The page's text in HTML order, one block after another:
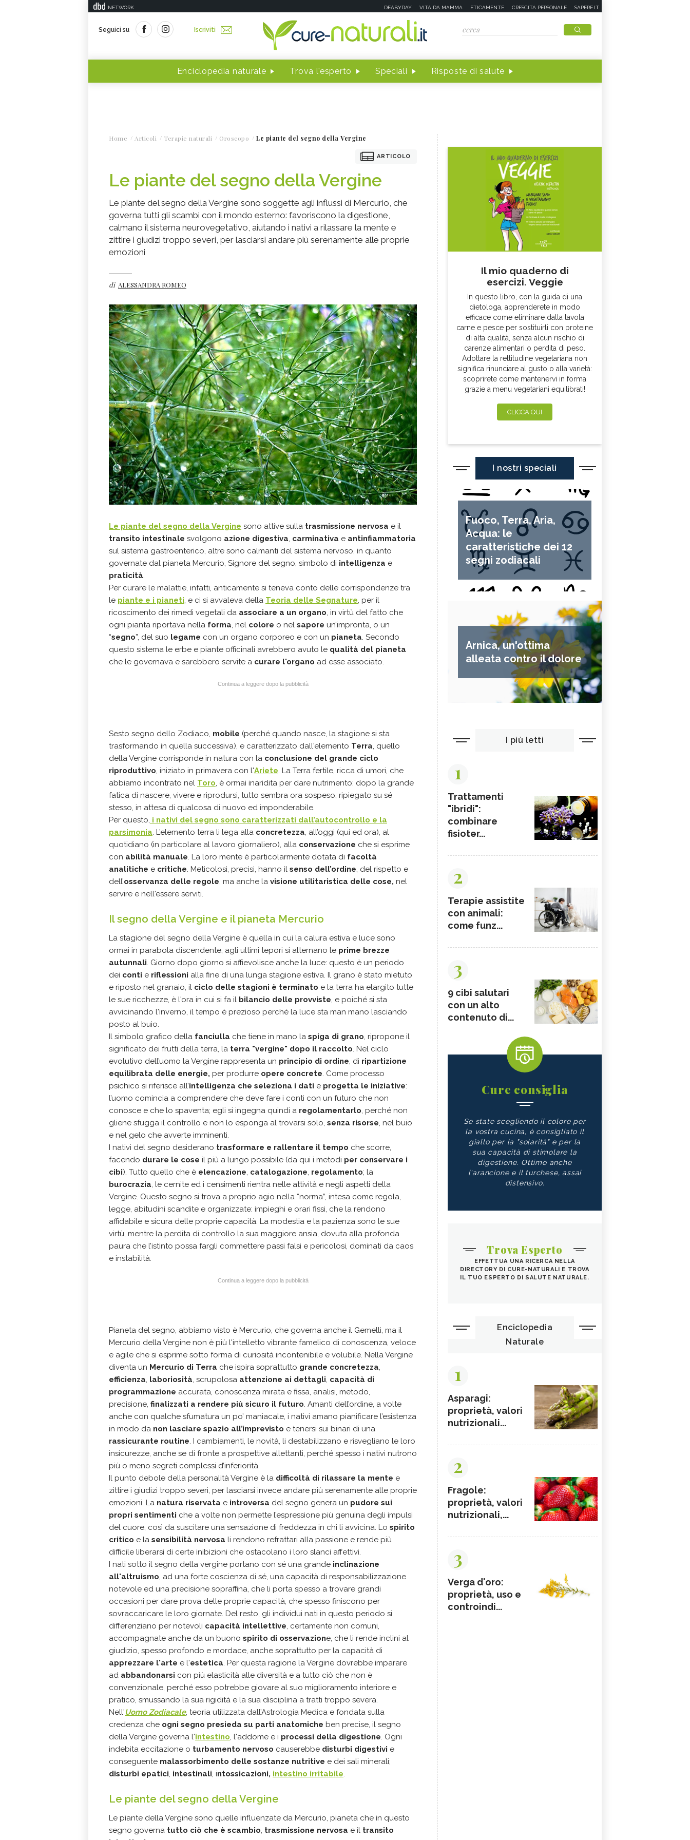
NETWORK DEABYDAY VITA DA MAMMA ETICAMENTE CRESCITA PERSONALE SAPERE.IT
Seguici su Iscriviti
Enciclopedia naturale Trova l'esperto Speciali Risposte di salute
Home Articoli Terapie naturali Oroscopo Le piante del segno della Vergine
ARTICOLO
Le piante del segno della Vergine
Le piante del segno della Vergine sono soggette agli influssi di Mercurio, che
governa tutti gli scambi con il mondo esterno: favoriscono la digestione,
calmano il sistema neurovegetativo, aiutando i nativi a rilassare la mente e
zittire i giudizi troppo severi, per lasciarsi andare più serenamente alle proprie
emozioni
di ALESSANDRA ROMEO
Le piante del segno della Vergine sono attive sulla trasmissione nervosa e il
transito intestinale svolgono azione digestiva, carminativa e antinfiammatoria
sul sistema gastroenterico, altre sono calmanti del sistema nervoso, in quanto
governate dal pianeta Mercurio, Signore del segno, simbolo di intelligenza e
praticità.
Per curare le malattie, infatti, anticamente si teneva conto delle corrispondenze tra
le piante e i pianeti, e ci si avvaleva della Teoria delle Segnature, per il
ricoscimento dei rimedi vegetali da associare a un organo, in virtù del fatto che
ogni pianta riportava nella forma, nel colore o nel sapore un’impronta, o un
“segno”, del suo legame con un organo corporeo e con un pianeta. Secondo
questo sistema le erbe e piante officinali avrebbero avuto le qualità del pianeta
che le governava e sarebbero servite a curare l'organo ad esse associato.
Continua a leggere dopo la pubblicità
Sesto segno dello Zodiaco, mobile (perché quando nasce, la stagione si sta
trasformando in quella successiva), e caratterizzato dall'elemento Terra, quello
della Vergine corrisponde in natura con la conclusione del grande ciclo
riproduttivo, iniziato in primavera con l'Ariete. La Terra fertile, ricca di umori, che
abbiamo incontrato nel Toro, è ormai inaridita per dare nutrimento: dopo la grande
fatica di nascere, vivere e riprodursi, tutto sembra ora sospeso, ripiegato su sé
stesso, in attesa di qualcosa di nuovo ed imponderabile.
Per questo, i nativi del segno sono caratterizzati dall’autocontrollo e la
parsimonia. L’elemento terra li lega alla concretezza, all’oggi (qui ed ora), al
quotidiano (in particolare al lavoro giornaliero), alla conservazione che si esprime
con abilità manuale. La loro mente è particolarmente dotata di facoltà
analitiche e critiche. Meticolosi, precisi, hanno il senso dell’ordine, del rispetto e
dell’osservanza delle regole, ma anche la visione utilitaristica delle cose, nel
servire e nell'essere serviti.
Il segno della Vergine e il pianeta Mercurio
La stagione del segno della Vergine è quella in cui la calura estiva e luce sono
ormai in parabola discendente; agli ultimi tepori si alternano le prime brezze
autunnali. Giorno dopo giorno si affievolisce anche la luce: questo è un periodo
dei conti e riflessioni alla fine di una lunga stagione estiva. Il grano è stato mietuto
e riposto nel granaio, il ciclo delle stagioni è terminato e la terra ha elargito tutte
le sue ricchezze, è l'ora in cui si fa il bilancio delle provviste, e poiché si sta
avvicinando l'inverno, il tempo è prezioso perché la luce sta man mano lasciando
posto al buio.
Il simbolo grafico della fanciulla che tiene in mano la spiga di grano, ripropone il
significato dei frutti della terra, la terra "vergine" dopo il raccolto. Nel ciclo
evolutivo dell’uomo la Vergine rappresenta un principio di ordine, di ripartizione
equilibrata delle energie, per produrre opere concrete. Come processo
psichico si riferisce all’intelligenza che seleziona i dati e progetta le iniziative:
l’uomo comincia a comprendere che deve fare i conti con un futuro che non
conosce e che lo spaventa; egli si ingegna quindi a regolamentarlo, perché non
gliene sfugga il controllo e non lo esponga al trovarsi solo, senza risorse, nel buio
e nel gelo che avverte imminenti.
I nativi del segno desiderano trasformare e rallentare il tempo che scorre,
facendo durare le cose il più a lungo possibile (da qui i metodi per conservare i
cibi). Tutto quello che è elencazione, catalogazione, regolamento; la
burocrazia, le cernite ed i censimenti rientra nelle attività e negli aspetti della
Vergine. Questo segno si trova a proprio agio nella “norma”, intesa come regola,
legge, abitudini scandite e organizzate: impieghi e orari fissi, che la rendono
affidabile e sicura delle proprie capacità. La modestia e la pazienza sono le sue
virtù, mentre la perdita di controllo la sua maggiore ansia, dovuta alla profonda
paura che l’istinto possa fargli commettere passi falsi e pericolosi, dominati da caos
e instabilità.
Continua a leggere dopo la pubblicità
Pianeta del segno, abbiamo visto è Mercurio, che governa anche il Gemelli, ma il
Mercurio della Vergine non è più l'intelletto vibrante famelico di conoscenza, veloce
e agile che si esprime sotto forma di curiosità incontenibile e volubile. Nella Vergine
diventa un Mercurio di Terra che ispira soprattutto grande concretezza,
efficienza, laboriosità, scrupolosa attenzione ai dettagli, capacità di
programmazione accurata, conoscenza mirata e fissa, analisi, metodo,
precisione, finalizzati a rendere più sicuro il futuro. Amanti dell’ordine, a volte
anche con qualche sfumatura un po’ maniacale, i nativi amano pianificare l’esistenza
in modo da non lasciare spazio all’imprevisto e tenersi sui binari di una
rassicurante routine. I cambiamenti, le novità, li destabilizzano e risvegliano le loro
insicurezze, anche se di fronte a prospettive allettanti, perché spesso i nativi nutrono
più o meno segreti complessi d’inferiorità.
Il punto debole della personalità Vergine è la difficoltà di rilassare la mente e
zittire i giudizi troppo severi, per lasciarsi invece andare più serenamente alle proprie
emozioni. La natura riservata e introversa del segno genera un pudore sui
propri sentimenti che a volte non permette l’espressione più genuina degli impulsi
del cuore, così da suscitare una sensazione di freddezza in chi li avvicina. Lo spirito
critico e la sensibilità nervosa li rendono refrattari alla passione e rende più
difficile liberarsi di certe inibizioni che ostacolano i loro slanci affettivi.
I nati sotto il segno della vergine portano con sé una grande inclinazione
all'altruismo, ad una forte coscienza di sé, una capacità di responsabilizzazione
notevole ed una precisione sopraffina, che li porta spesso a trovare grandi
occasioni per dare prova delle proprie capacità, che spesso finiscono per
sovraccaricare le loro giornate. Del resto, gli individui nati in questo periodo si
differenziano per notevoli capacità intellettive, certamente non comuni,
accompagnate anche da un buono spirito di osservazione, che li rende inclini al
giudizio, spesso profondo e mordace, anche soprattutto per la capacità di
apprezzare l'arte e l'estetica. Per questa ragione la Vergine dovrebbe imparare
ad abbandonarsi con più elasticità alle diversità e a tutto ciò che non è
convenzionale, perché esso potrebbe giovare al suo miglioramento interiore e
pratico, smussando la sua rigidità e la sua disciplina a tratti troppo severa.
Nell'Uomo Zodiacale, teoria utilizzata dall’Astrologia Medica e fondata sulla
credenza che ogni segno presieda su parti anatomiche ben precise, il segno
della Vergine governa l'intestino, l'addome e i processi della digestione. Ogni
indebita eccitazione o turbamento nervoso causerebbe disturbi digestivi e
conseguente malassorbimento delle sostanze nutritive e dei sali minerali;
disturbi epatici, intestinali, intossicazioni, intestino irritabile.
Le piante del segno della Vergine
Le piante della Vergine sono quelle influenzate da Mercurio, pianeta che in questo
segno governa tutto ciò che è scambio, trasmissione nervosa e il transito
Il mio quaderno di
esercizi. Veggie
In questo libro, con la guida di una
dietologa, apprenderete in modo
efficace come eliminare dalla tavola
carne e pesce per sostituirli con proteine
di alta qualità, senza alcun rischio di
carenze alimentari o perdita di peso.
Adottare la rettitudine vegetariana non
significa rinunciare al gusto o alla varietà:
scoprirete come mantenervi in forma
grazie a menu vegetariani equilibrati!
CLICCA QUI
I nostri speciali
Fuoco, Terra, Aria,
Acqua: le
caratteristiche dei 12
segni zodiacali
Arnica, un'ottima
alleata contro il dolore
I più letti
1
Trattamenti
"ibridi":
combinare
fisioter...
2
Terapie assistite
con animali:
come funz...
3
9 cibi salutari
con un alto
contenuto di...
Cure consiglia
Se state scegliendo il colore per
la vostra cucina, è consigliato il
giallo per la "solarità" e per la
sua capacità di stimolare la
digestione. Ottimo anche
l'arancione e il turchese, assai
distensivo.
Trova Esperto
EFFETTUA UNA RICERCA NELLA
DIRECTORY DI CURE-NATURALI E TROVA
IL TUO ESPERTO DI SALUTE NATURALE.
Enciclopedia
Naturale
1
Asparagi:
proprietà, valori
nutrizionali...
2
Fragole:
proprietà, valori
nutrizionali,...
3
Verga d'oro:
proprietà, uso e
controindi...